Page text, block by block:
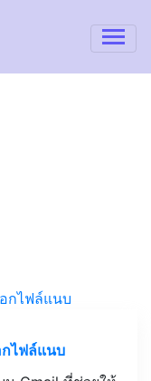
กไฟล์แนบ